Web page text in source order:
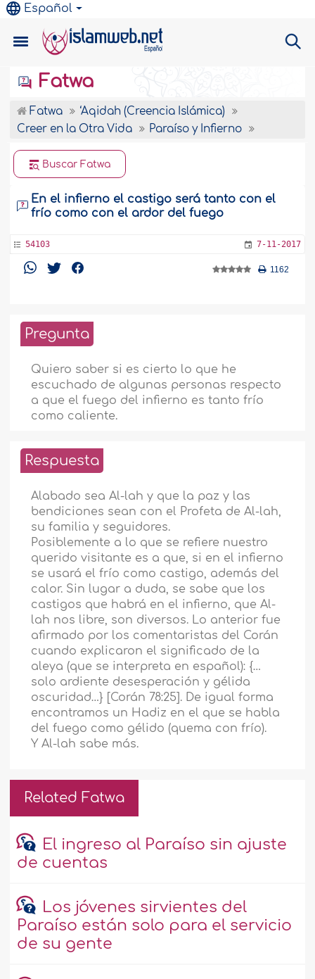
Español
Fatwa
Fatwa
‘Aqidah (Creencia Islámica)
Creer en la Otra Vida
Paraíso y Infierno
Buscar Fatwa
En el infierno el castigo será tanto con el
frío como con el ardor del fuego
54103 7-11-2017
1162
Pregunta
Quiero saber si es cierto lo que he
escuchado de algunas personas respecto
a que el fuego del infierno es tanto frío
como caliente.
Respuesta
Alabado sea Al-lah y que la paz y las
bendiciones sean con el Profeta de Al-lah,
su familia y seguidores.
Posiblemente a lo que se refiere nuestro
querido visitante es a que, si en el infierno
se usará el frío como castigo, además del
calor. Sin lugar a duda, se sabe que los
castigos que habrá en el infierno, que Al-
lah nos libre, son diversos. Lo anterior fue
afirmado por los comentaristas del Corán
cuando explicaron el significado de la
aleya (que se interpreta en español): {…
solo ardiente desesperación y gélida
oscuridad…} [Corán 78:25]. De igual forma
encontramos un Hadiz en el que se habla
del fuego como gélido (quema con frío).
Y Al-lah sabe más.
Related Fatwa
El ingreso al Paraíso sin ajuste
de cuentas
Los jóvenes sirvientes del
Paraíso están solo para el servicio
de su gente